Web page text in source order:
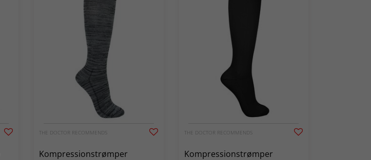
THE DOCTOR RECOMMENDS
Kompressionstrømper
THE DOCTOR RECOMMENDS
Kompressionstrømper